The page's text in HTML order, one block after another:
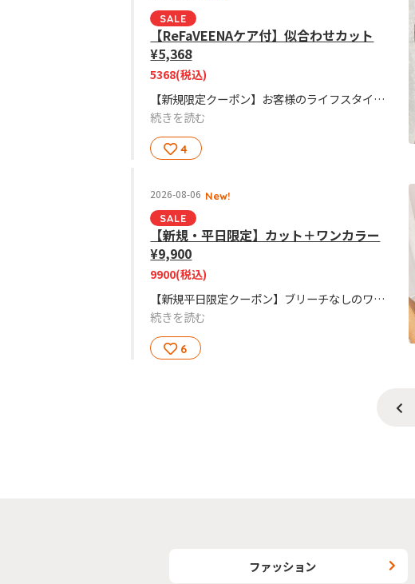
SALE
【ReFaVEENAケア付】似合わせカット
¥5,368
5368(税込)
【新規限定クーポン】お客様のライフスタイルに合わせたヘアスタイルに！話題のReFaVEENAで頭皮から美しさを。頭皮の嫌なにおいもスッキリ！
続きを読む
4
2026-08-06 New!
SALE
【新規・平日限定】カット＋ワンカラー
¥9,900
9900(税込)
【新規平日限定クーポン】ブリーチなしのワンカラーのクーポンです。ワンカラーで自然な透明感＋似合わせカットで今っぽい垢抜けスタイルに仕上げます!
続きを読む
6
ファッション